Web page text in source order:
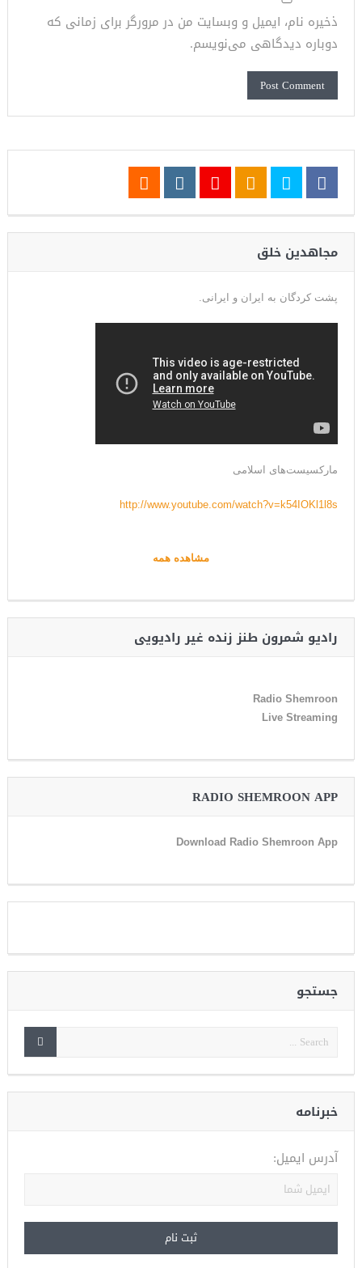
ذخیره نام، ایمیل و وبسایت من در مرورگر برای زمانی که
دوباره دیدگاهی می‌نویسم.
مجاهدین خلق
پشت کردگان به ایران و ایرانی.
مارکسیست‌های اسلامی
http://www.youtube.com/watch?v=k54IOKl1l8s
مشاهده همه
رادیو شمرون طنز زنده غیر رادیویی
Radio Shemroon
Live Streaming
RADIO SHEMROON APP
Download Radio Shemroon App
جستجو
خبرنامه
آدرس ایمیل: